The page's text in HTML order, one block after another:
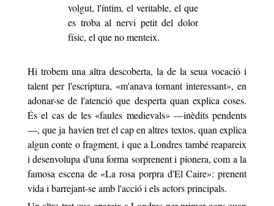
volgut, l'íntim, el veritable, el que
es troba al nervi petit del dolor
físic, el que no menteix.
Hi trobem una altra descoberta, la de la seua vocació i
talent per l'escriptura, «m'anava tornant interessant», en
adonar-se de l'atenció que desperta quan explica coses.
És el cas de les «faules medievals» —inèdits pendents
—, que ja havien tret el cap en altres textos, quan explica
algun conte o fragment, i que a Londres també reapareix
i desenvolupa d'una forma sorprenent i pionera, com a la
famosa escena de «La rosa porpra d'El Caire»: prenent
vida i barrejant-se amb l'acció i els actors principals.